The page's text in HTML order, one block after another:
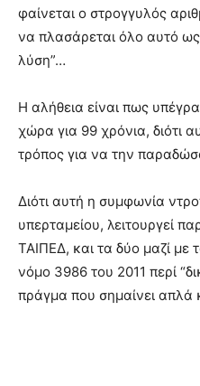
φαίνεται ο στρογγυλός
να πλασάρεται όλο αυτό
λύση”…
Η αλήθεια είναι πως
χώρα για 99 χρόνια, διότι
τρόπος για να την
Διότι αυτή η συμφωνία
υπερταμείου, λειτουργεί
ΤΑΙΠΕΔ, και τα δύο μαζί με
νόμο 3986 του 2011 περί
πράγμα που σημαίνει απλά